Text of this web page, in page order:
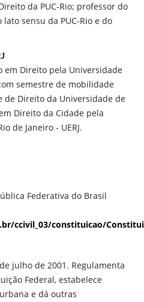
da PUC-Rio; professor do
sensu da PUC-Rio e do
em Direito pela Universidade
semestre de mobilidade
Direito da Universidade de
Direito da Cidade pela
de Janeiro - UERJ.
Federativa do Brasil
ccivil_03/constituicao/
julho de 2001. Regulamenta
Federal, estabelece
e dá outras